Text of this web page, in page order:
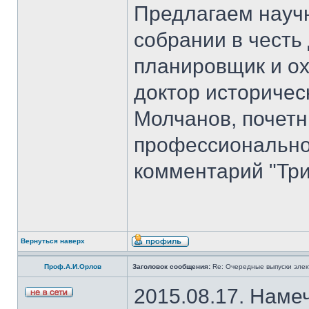
Предлагаем
собрании в
планировщик и
доктор
Молчанов,
комментарий
Вернуться наверх
Проф.А.И.Орлов Заголовок сообщения: Re: Очередные выпуски
2015.08.17.